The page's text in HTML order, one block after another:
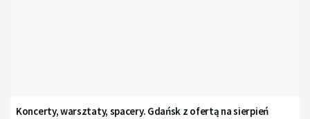
Koncerty, warsztaty, spacery. Gdańsk z ofertą na sierpień